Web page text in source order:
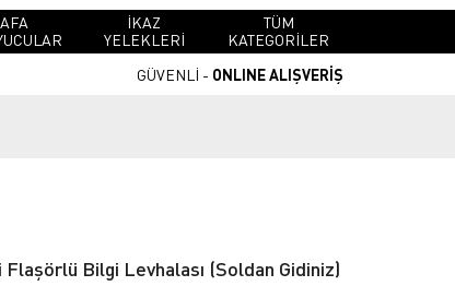
İKAZ
YELEKLERİ
TÜM
KATEGORİLER
GÜVENLİ - ONLINE ALIŞVERİŞ
Bilgi Levhalası (Soldan Gidiniz)